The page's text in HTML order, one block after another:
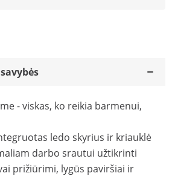
- viskas, ko reikia barmenui,
ledo skyrius ir kriauklė
darbo srautui užtikrinti
prižiūrimi, lygūs paviršiai ir